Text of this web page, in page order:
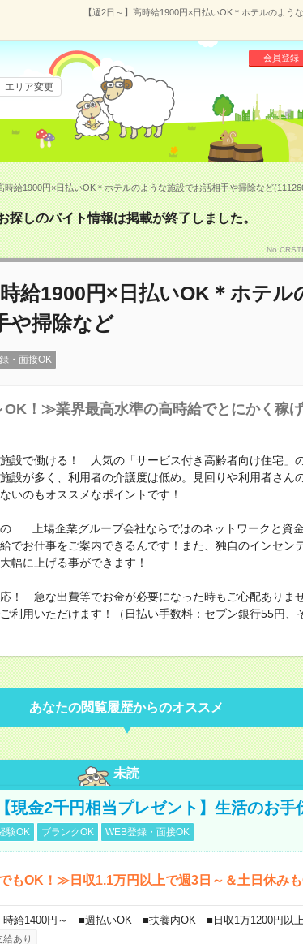
【週2日～】高時給1900円×日払いOK＊ホテルのよう
会員登録
エリア変更
時給1900円×日払いOK＊ホテルのような施設でお話相手や掃除など
探しのバイト情報は掲載が終了しました。
時給1900円×日払いOK＊ホテル
や掃除など
・面接OK
！≫業界最高水準の高時給でとにかく稼
設で働ける！ 人気の「サービス付き高齢者向け住宅」の
設が多く、利用者の介護度は低め。見回りや利用者さん
いのもオススメなポイントです！
... 上場企業グループ会社ならではのネットワークと資
でお仕事をご案内できるんです！また、独自のインセン
幅に上げる事ができます！
！ 急な出費等でお金が必要になった時もご心配ありま
利用いただけます！（日払い手数料：セブン銀行55円、
あなたの閲覧履歴からのオススメ
未読
現金2千円相当プレゼント】生活のお手
験OK ブランクOK WEB登録・面接OK
もOK！≫日収1.1万円以上で週3日～＆土日休みも
時給1400円～ ■週払いOK ■扶養内OK ■日収1万1200円以上
あり